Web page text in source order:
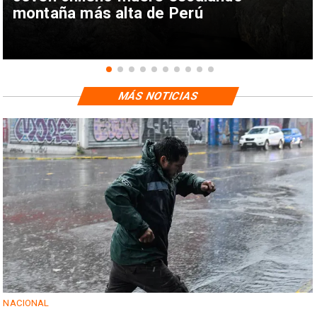
montaña más alta de Perú
NACIONAL
MÁS NOTICIAS